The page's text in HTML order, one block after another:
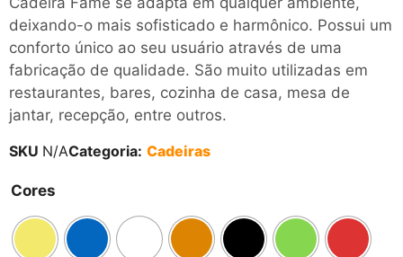
deixando-o mais sofisticado e harmônico. Possui um
conforto único ao seu usuário através de uma
fabricação de qualidade. São muito utilizadas em
restaurantes, bares, cozinha de casa, mesa de
jantar, recepção, entre outros.
SKU N/ACategoria: Cadeiras
Cores